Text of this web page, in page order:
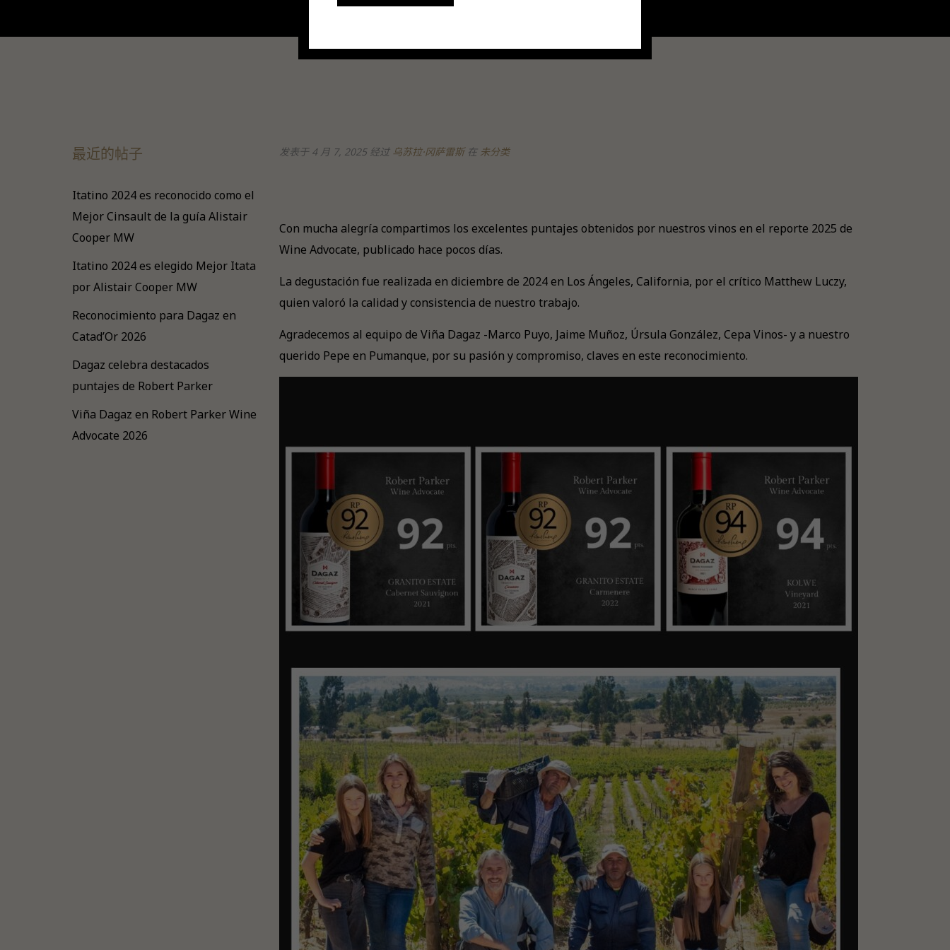
发表于 4 月 7, 2025 经过 乌苏拉·冈萨雷斯在 未分类
Con mucha alegría compartimos los excelentes puntajes obtenidos por nuestros vinos en el reporte 2025 de
Wine Advocate, publicado hace pocos días.
La degustación fue realizada en diciembre de 2024 en Los Ángeles, California, por el crítico Matthew Luczy,
quien valoró la calidad y consistencia de nuestro trabajo.
Agradecemos al equipo de Viña Dagaz -Marco Puyo, Jaime Muñoz, Úrsula González, Cepa Vinos- y a nuestro
querido Pepe en Pumanque, por su pasión y compromiso, claves en este reconocimiento.
最近的帖子
Itatino 2024 es reconocido como el
Mejor Cinsault de la guía Alistair
Cooper MW
Itatino 2024 es elegido Mejor Itata
por Alistair Cooper MW
Reconocimiento para Dagaz en
Catad’Or 2026
Dagaz celebra destacados
puntajes de Robert Parker
Viña Dagaz en Robert Parker Wine
Advocate 2026